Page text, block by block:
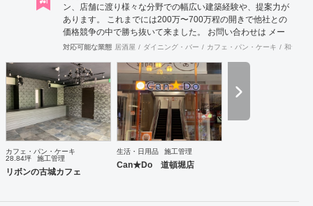
ン、店舗に渡り様々な分野での幅広い建築経験や、提案力が
あります。 これまでには200万〜700万程の開きで他社との
価格競争の中で勝ち抜いて来ました。 お問い合わせは メー
ル（tenperhide31@icloud.com）からも承ります。 その他：
対応可能な業態 居酒屋 ダイニング・バー カフェ・パン・ケーキ 和食・
カフェ・パン・ケーキ
28.84坪
施工管理
リボンの古城カフェ
生活・日用品 施工管理
Can★Do 道頓堀店